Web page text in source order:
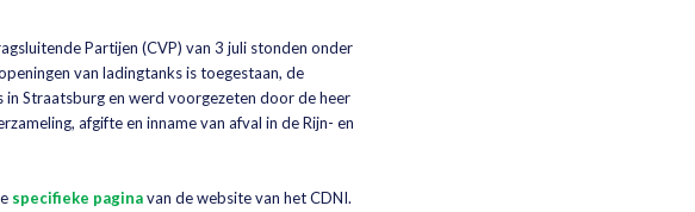
Partijen (CVP) van 3 juli stonden onder
van ladingtanks is toegestaan, de
Straatsburg en werd voorgezeten door de heer
afgifte en inname van afval in de Rijn- en
specifieke paginavan de website van het CDNI.